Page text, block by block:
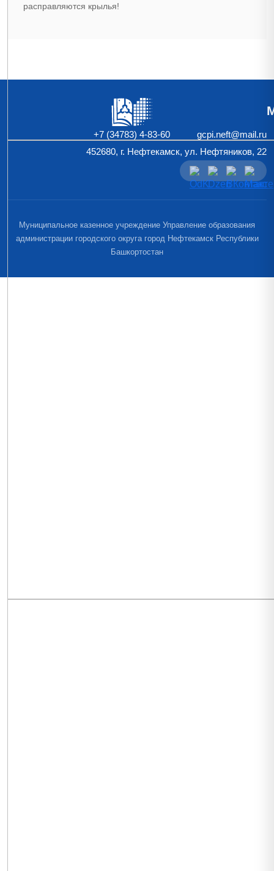
расправляются крылья!
+7 (34783) 4-83-60
gcpi.neft@mail.ru
452680, г. Нефтекамск, ул. Нефтяников, 22
Муниципальное казенное учреждение Управление образования
администрации городского округа город Нефтекамск Республики
Башкортостан